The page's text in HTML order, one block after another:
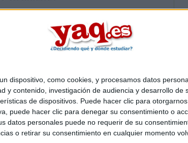
dispositivo, como cookies, y procesamos datos
y contenido, investigación de audiencia y desarrollo de
de dispositivos. Puede hacer clic para
puede hacer clic para denegar su consentimiento o
datos personales puede no requerir de su
o retirar su consentimiento en cualquier momento
en Madrid
Quiénes somos|Contactar|Anúnciate
Politica de privacidad|Condiciones generales|Política
S.L.- Diego de León 47 - 28006 Madrid